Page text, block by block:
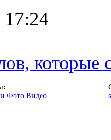
17:24
которые
Фото Видео